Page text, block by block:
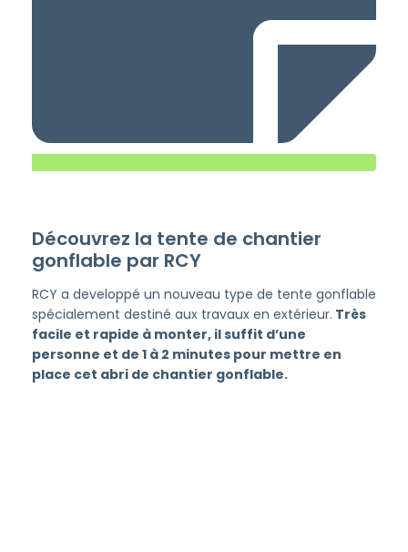
Découvrez la tente de chantier
gonflable par RCY
RCY a developpé un nouveau type de tente gonflable
spécialement destiné aux travaux en extérieur. Très
facile et rapide à monter, il suffit d’une
personne et de 1 à 2 minutes pour mettre en
place cet abri de chantier gonflable.